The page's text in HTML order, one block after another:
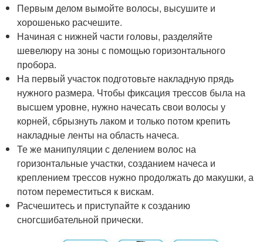
Первым делом вымойте волосы, высушите и
хорошенько расчешите.
Начиная с нижней части головы, разделяйте
шевелюру на зоны с помощью горизонтального
пробора.
На первый участок подготовьте накладную прядь
нужного размера. Чтобы фиксация трессов была на
высшем уровне, нужно начесать свои волосы у
корней, сбрызнуть лаком и только потом крепить
накладные ленты на область начеса.
Те же манипуляции с делением волос на
горизонтальные участки, созданием начеса и
креплением трессов нужно продолжать до макушки, а
потом переместиться к вискам.
Расчешитесь и приступайте к созданию
сногсшибательной прически.